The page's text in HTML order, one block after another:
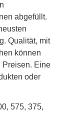
abgefüllt.
Qualität, mit
können
Preisen. Eine
oder
575, 375,